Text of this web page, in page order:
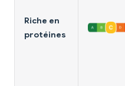
Riche en
protéines